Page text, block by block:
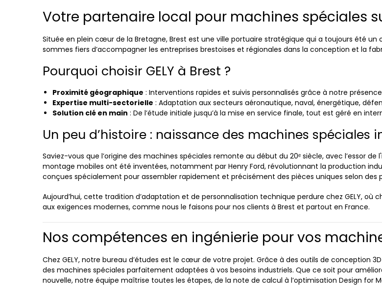
Votre partenaire local pour machines spéciales
Située en plein cœur de la Bretagne, Brest est une ville portuaire stratégique qui a toujours été un
sommes fiers d’accompagner les entreprises brestoises et régionales dans la conception et la
Pourquoi choisir GELY à Brest ?
Proximité géographique : Interventions rapides et suivis personnalisés grâce à notre
Expertise multi-sectorielle : Adaptation aux secteurs aéronautique, naval, énergétique,
Solution clé en main : De l’étude initiale jusqu’à la mise en service finale, tout est géré en
Un peu d’histoire : naissance des machines spéciales
Saviez-vous que l’origine des machines spéciales remonte au début du 20ᵉ siècle, avec l’essor
montage mobiles ont été inventées, notamment par Henry Ford, révolutionnant la production
conçues spécialement pour assembler rapidement et précisément des pièces uniques selon
Aujourd’hui, cette tradition d’adaptation et de personnalisation technique perdure chez GELY,
aux exigences modernes, comme nous le faisons pour nos clients à Brest et partout en France.
Nos compétences en ingénierie pour vos
Chez GELY, notre bureau d’études est le cœur de votre projet. Grâce à des outils de conception
des machines spéciales parfaitement adaptées à vos besoins industriels. Que ce soit pour
nouvelle, notre équipe maîtrise toutes les étapes, de la note de calcul à l’optimisation Design for